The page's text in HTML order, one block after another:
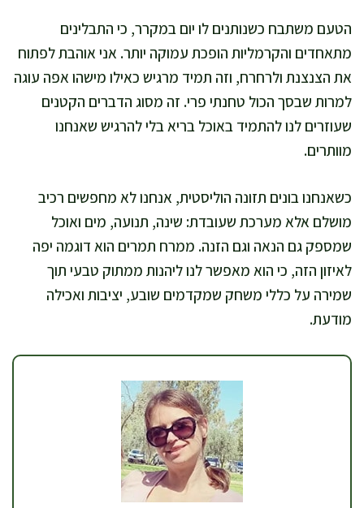
הטעם משתבח כשנותנים לו יום במקרר, כי התבלינים
מתאחדים והקרמליות הופכת עמוקה יותר. אני אוהבת לפתוח
את הצנצנת ולרחרח, וזה תמיד מרגיש כאילו מישהו אפה עוגה
למרות שבסך הכול טחנתי פרי. זה מסוג הדברים הקטנים
שעוזרים לנו להתמיד באוכל בריא בלי להרגיש שאנחנו
מוותרים.
כשאנחנו בונים תזונה הוליסטית, אנחנו לא מחפשים רכיב
מושלם אלא מערכת שעובדת: שינה, תנועה, מים ואוכל
שמספק גם הנאה וגם הזנה. ממרח תמרים הוא דוגמה יפה
לאיזון הזה, כי הוא מאפשר לנו ליהנות ממתוק טבעי תוך
שמירה על כללי משחק שמקדמים שובע, יציבות ואכילה
מודעת.